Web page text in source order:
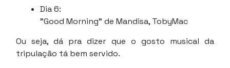
Dia 6:
"Good Morning" de Mandisa, TobyMac
Ou seja, dá pra dizer que o gosto musical da
tripulação tá bem servido.